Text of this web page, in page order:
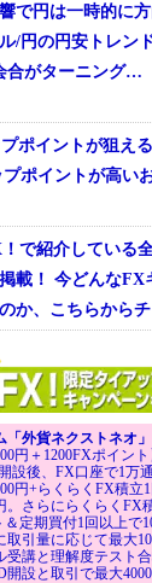
で円は一時的に
/円の円安トレン
合がターニング…
ポイントが狙え
ポイントが高い
で紹介している
載！ 今どんなFX
か、こちらからチ
外貨ネクストネオ」
円＋1200FXポイン
設後、FX口座で1万
円+らくらくFX積立
。さらにらくらくFX
＆定期買付1回以上で
取引量に応じて最大
受講と理解度テスト
開設と取引で最大4000